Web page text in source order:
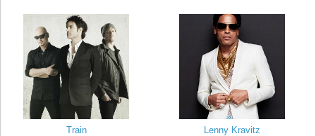
Train Lenny Kravitz